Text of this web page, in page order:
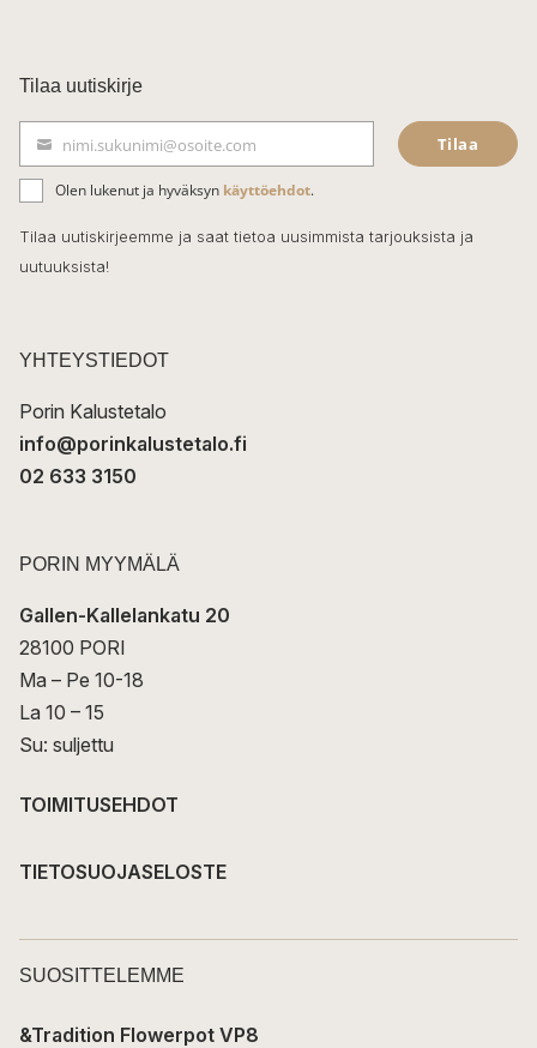
c
e
b
o
o
k
Tilaa uutiskirje
ä
h
k
t
nimi.sukunimi@osoite.com Tilaa
Olen lukenut ja hyväksyn käyttöehdot.
Tilaa uutiskirjeemme ja saat tietoa uusimmista tarjouksista ja
uutuuksista!
YHTEYSTIEDOT
Porin Kalustetalo
info@porinkalustetalo.fi
02 633 3150
PORIN MYYMÄLÄ
Gallen-Kallelankatu 20
28100 PORI
Ma – Pe 10-18
La 10 – 15
Su: suljettu
TOIMITUSEHDOT
TIETOSUOJASELOSTE
SUOSITTELEMME
&Tradition Flowerpot VP8